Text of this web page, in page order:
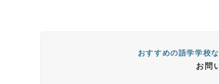
おすすめの語学学校
お問